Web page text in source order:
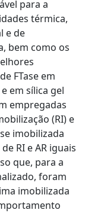
para a
térmica,
e de
bem como os
FTase em
em sílica gel
empregadas
(RI) e
imobilizada
RI e AR iguais
que, para a
foram
imobilizada